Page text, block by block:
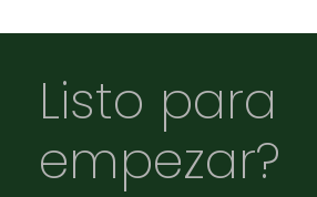
Listo para
empezar?